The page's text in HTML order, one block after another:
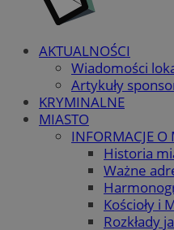
AKTUALNOŚCI
Wiadomości
Artykuły
KRYMINALNE
MIASTO
INFORMACJE O
Historia
Ważne
Kościoły i
Rozkłady